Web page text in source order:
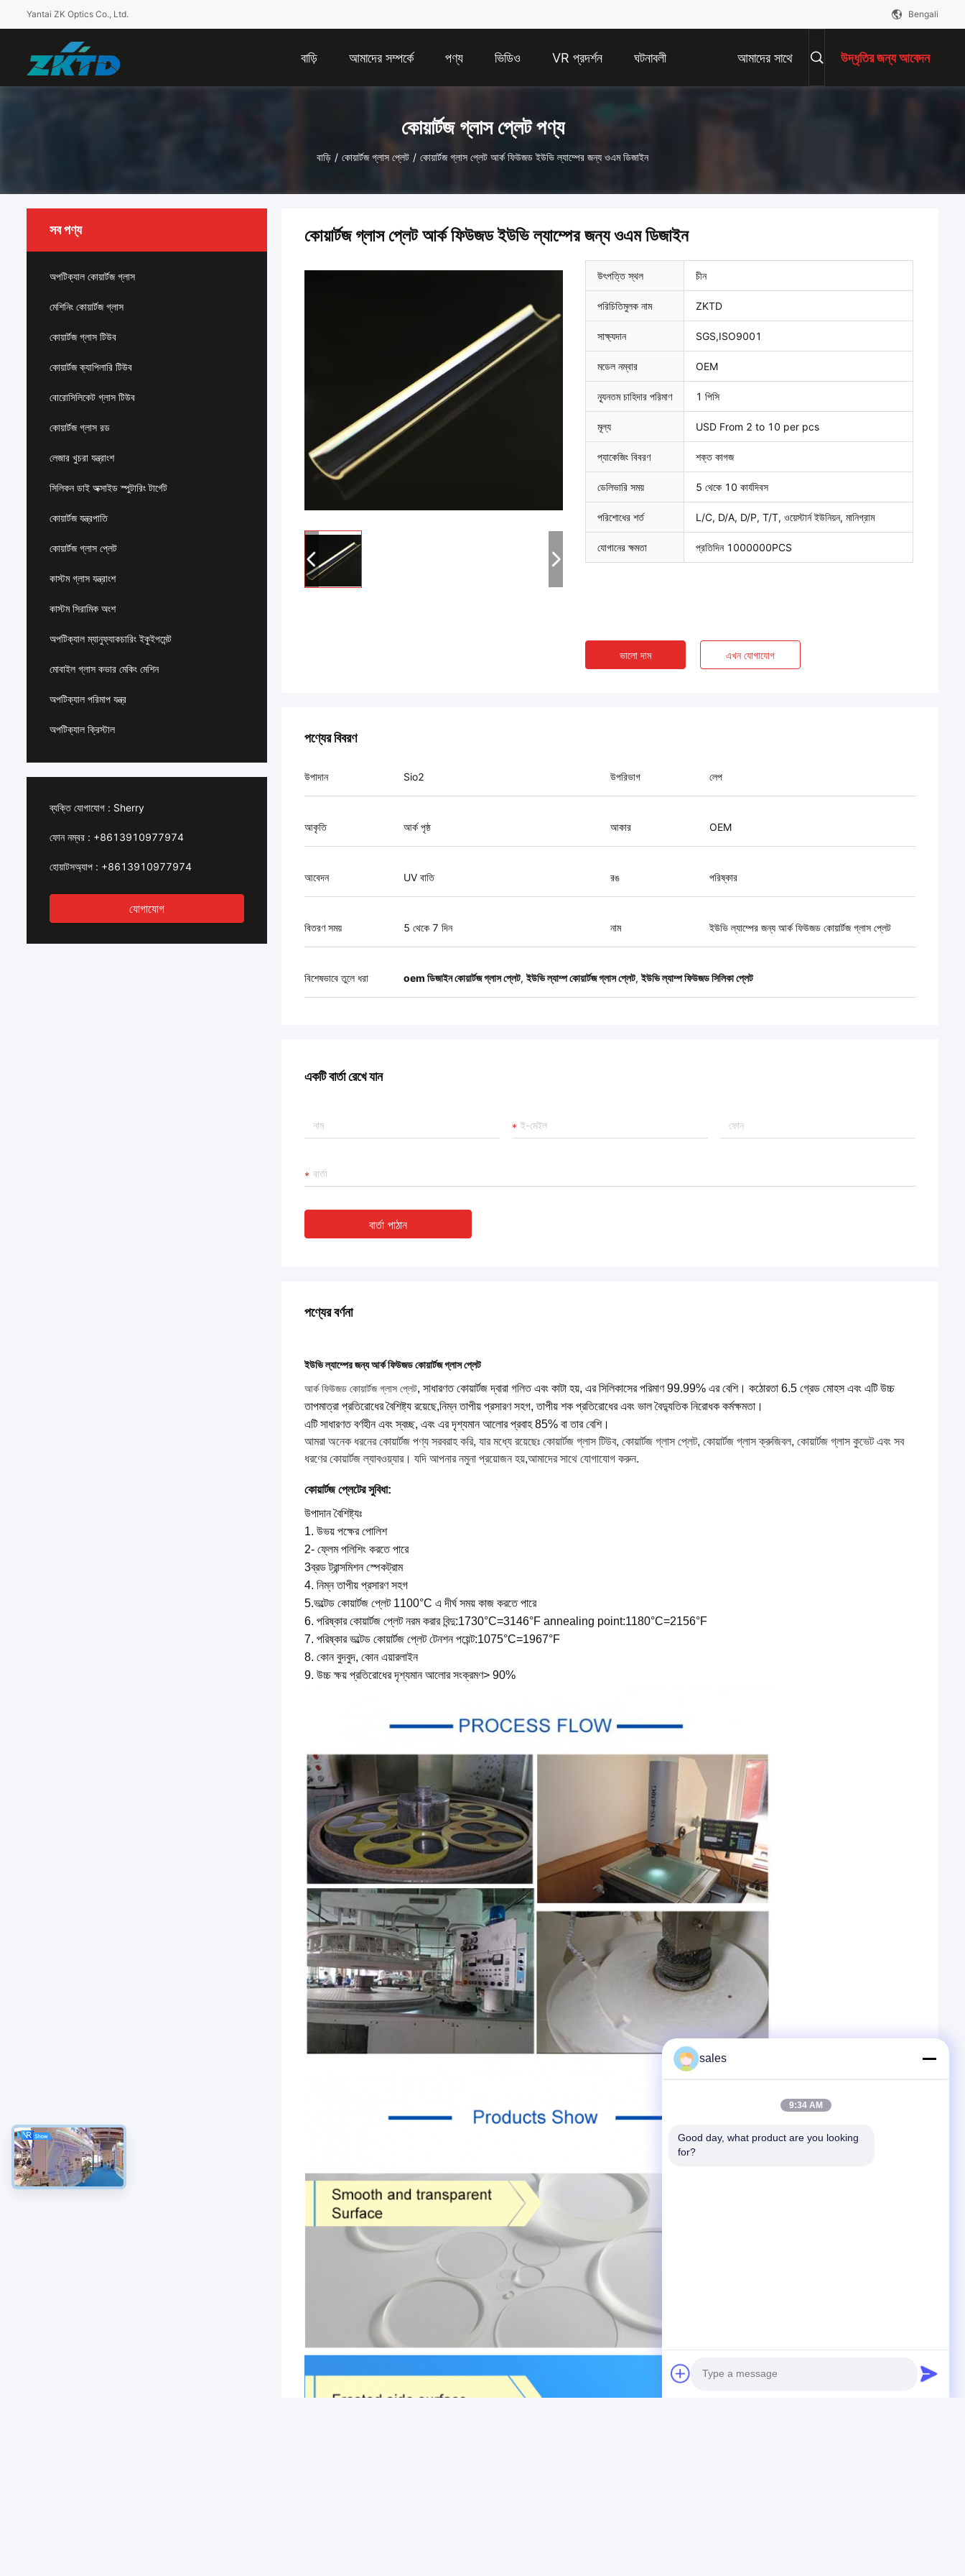
Yantai ZK Optics Co., Ltd. Bengali
বাড়ি আমাদের সম্পর্কে পণ্য ভিডিও VR প্রদর্শন ঘটনাবলী আমাদের সাথে উদ্ধৃতির জন্য আবেদন
কোয়ার্টজ গ্লাস প্লেট পণ্য
বাড়ি / কোয়ার্টজ গ্লাস প্লেট / কোয়ার্টজ গ্লাস প্লেট আর্ক ফিউজড ইউভি ল্যাম্পের জন্য ওএম ডিজাইন
সব পণ্য
অপটিক্যাল কোয়ার্টজ গ্লাস
মেশিনিং কোয়ার্টজ গ্লাস
কোয়ার্টজ গ্লাস টিউব
কোয়ার্টজ ক্যাপিলারি টিউব
বোরোসিলিকেট গ্লাস টিউব
কোয়ার্টজ গ্লাস রড
লেজার খুচরা যন্ত্রাংশ
সিলিকন ডাই অক্সাইড স্পুটারিং টার্গেট
কোয়ার্টজ যন্ত্রপাতি
কোয়ার্টজ গ্লাস প্লেট
কাস্টম গ্লাস যন্ত্রাংশ
কাস্টম সিরামিক অংশ
অপটিক্যাল ম্যানুফ্যাকচারিং ইকুইপমেন্ট
মোবাইল গ্লাস কভার মেকিং মেশিন
অপটিক্যাল পরিমাপ যন্ত্র
অপটিক্যাল ক্রিস্টাল
ব্যক্তি যোগাযোগ : Sherry
ফোন নম্বর : +8613910977974
হোয়াটসঅ্যাপ : +8613910977974
যোগাযোগ
কোয়ার্টজ গ্লাস প্লেট আর্ক ফিউজড ইউভি ল্যাম্পের জন্য ওএম ডিজাইন
উৎপত্তি স্থল চীন
পরিচিতিমুলক নাম ZKTD
সাক্ষ্যদান SGS,ISO9001
মডেল নম্বার OEM
ন্যূনতম চাহিদার পরিমাণ 1 পিসি
মূল্য USD From 2 to 10 per pcs
প্যাকেজিং বিবরণ শক্ত কাগজ
ডেলিভারি সময় 5 থেকে 10 কার্যদিবস
পরিশোধের শর্ত L/C, D/A, D/P, T/T, ওয়েস্টার্ন ইউনিয়ন, মানিগ্রাম
যোগানের ক্ষমতা প্রতিদিন 1000000PCS
ভালো দাম এখন যোগাযোগ
পণ্যের বিবরণ
উপাদান Sio2 উপরিভাগ লেপ
আকৃতি আর্ক পৃষ্ঠ আকার OEM
আবেদন UV বাতি রঙ পরিষ্কার
বিতরণ সময় 5 থেকে 7 দিন নাম ইউভি ল্যাম্পের জন্য আর্ক ফিউজড কোয়ার্টজ গ্লাস প্লেট
বিশেষভাবে তুলে ধরা oem ডিজাইন কোয়ার্টজ গ্লাস প্লেট,ইউভি ল্যাম্প কোয়ার্টজ গ্লাস প্লেট,ইউভি ল্যাম্প ফিউজড সিলিকা প্লেট
একটি বার্তা রেখে যান
বার্তা পাঠান
পণ্যের বর্ণনা
ইউভি ল্যাম্পের জন্য আর্ক ফিউজড কোয়ার্টজ গ্লাস প্লেট
আর্ক ফিউজড কোয়ার্টজ গ্লাস প্লেট, সাধারণত কোয়ার্টজ দ্বারা গলিত এবং কাটা হয়, এর সিলিকাসের পরিমাণ 99.99% এর বেশি। কঠোরতা 6.5 গ্রেড মোহস এবং এটি উচ্চ
তাপমাত্রা প্রতিরোধের বৈশিষ্ট্য রয়েছে,নিম্ন তাপীয় প্রসারণ সহগ, তাপীয় শক প্রতিরোধের এবং ভাল বৈদ্যুতিক নিরোধক কর্মক্ষমতা।
এটি সাধারণত বর্ণহীন এবং স্বচ্ছ, এবং এর দৃশ্যমান আলোর প্রবাহ 85% বা তার বেশি।
আমরা অনেক ধরনের কোয়ার্টজ পণ্য সরবরাহ করি, যার মধ্যে রয়েছেঃ কোয়ার্টজ গ্লাস টিউব, কোয়ার্টজ গ্লাস প্লেট, কোয়ার্টজ গ্লাস ক্রুজিবল, কোয়ার্টজ গ্লাস কুভেট এবং সব
ধরণের কোয়ার্টজ ল্যাবওয়্যার। যদি আপনার নমুনা প্রয়োজন হয়,আমাদের সাথে যোগাযোগ করুন.
কোয়ার্টজ প্লেটের সুবিধা:
উপাদান বৈশিষ্ট্যঃ
1. উভয় পক্ষের পোলিশ
2- ফ্লেম পলিশিং করতে পারে
3ব্রড ট্রান্সমিশন স্পেকট্রাম
4. নিম্ন তাপীয় প্রসারণ সহগ
5.ভল্টেড কোয়ার্টজ প্লেট 1100°C এ দীর্ঘ সময় কাজ করতে পারে
6. পরিষ্কার কোয়ার্টজ প্লেট নরম করার বিন্দু:1730°C=3146°F annealing point:1180°C=2156°F
7. পরিষ্কার ভল্টেড কোয়ার্টজ প্লেট টেনশন পয়েন্ট:1075°C=1967°F
8. কোন বুদবুদ, কোন এয়ারলাইন
9. উচ্চ ক্ষয় প্রতিরোধের দৃশ্যমান আলোর সংক্রমণ> 90%
sales
9:34 AM
Good day, what product are you looking
for?